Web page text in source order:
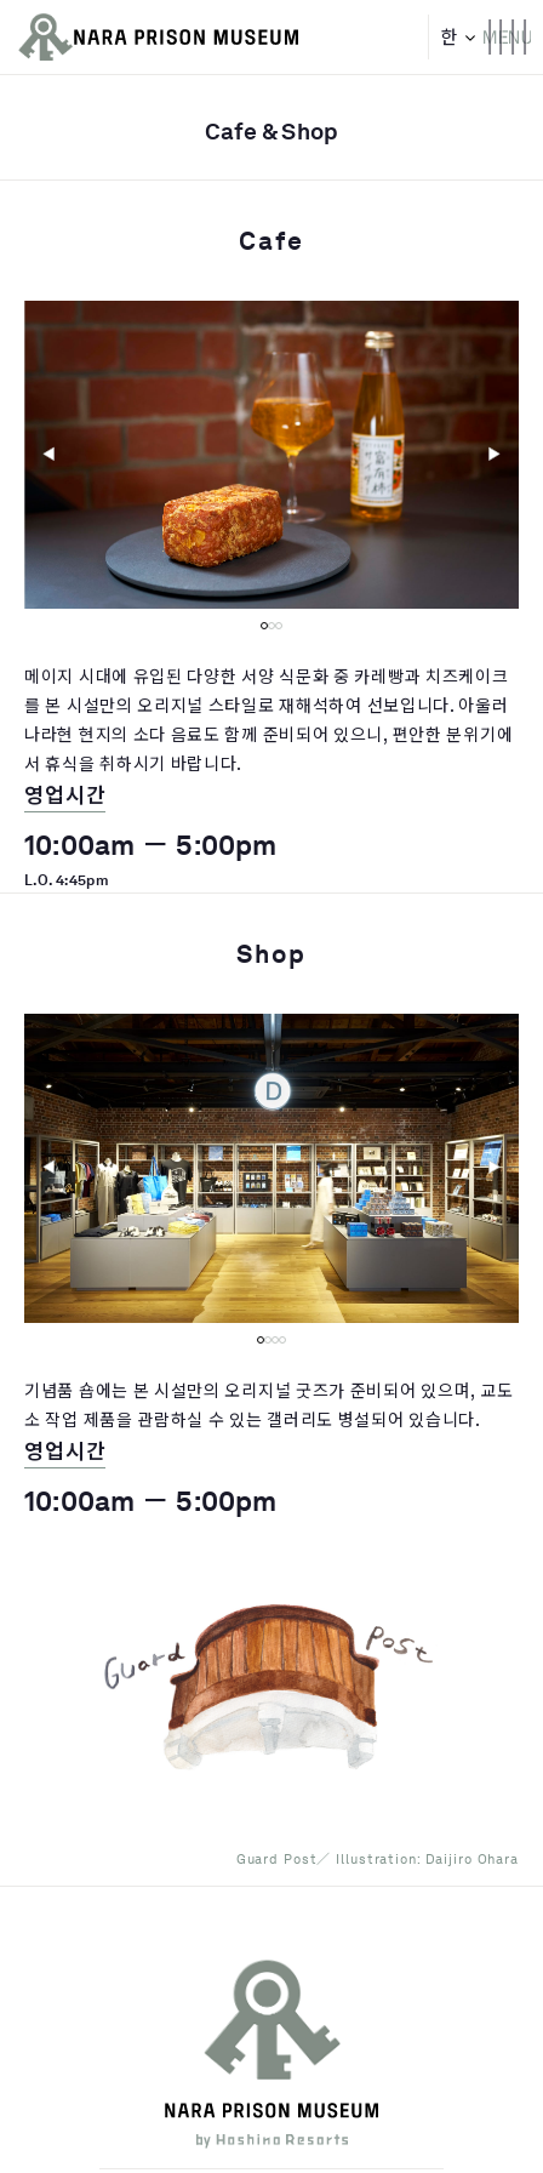
Cafe & Shop
Cafe
메이지 시대에 유입된 다양한 서양 식문화 중 카레빵과 치즈케이크
를 본 시설만의 오리지널 스타일로 재해석하여 선보입니다. 아울러
나라현 현지의 소다 음료도 함께 준비되어 있으니, 편안한 분위기에
서 휴식을 취하시기 바랍니다.
영업시간
10:00am － 5:00pm
L.O. 4:45pm
Shop
기념품 숍에는 본 시설만의 오리지널 굿즈가 준비되어 있으며, 교도
소 작업 제품을 관람하실 수 있는 갤러리도 병설되어 있습니다.
영업시간
10:00am － 5:00pm
Guard Post／ Illustration: Daijiro Ohara